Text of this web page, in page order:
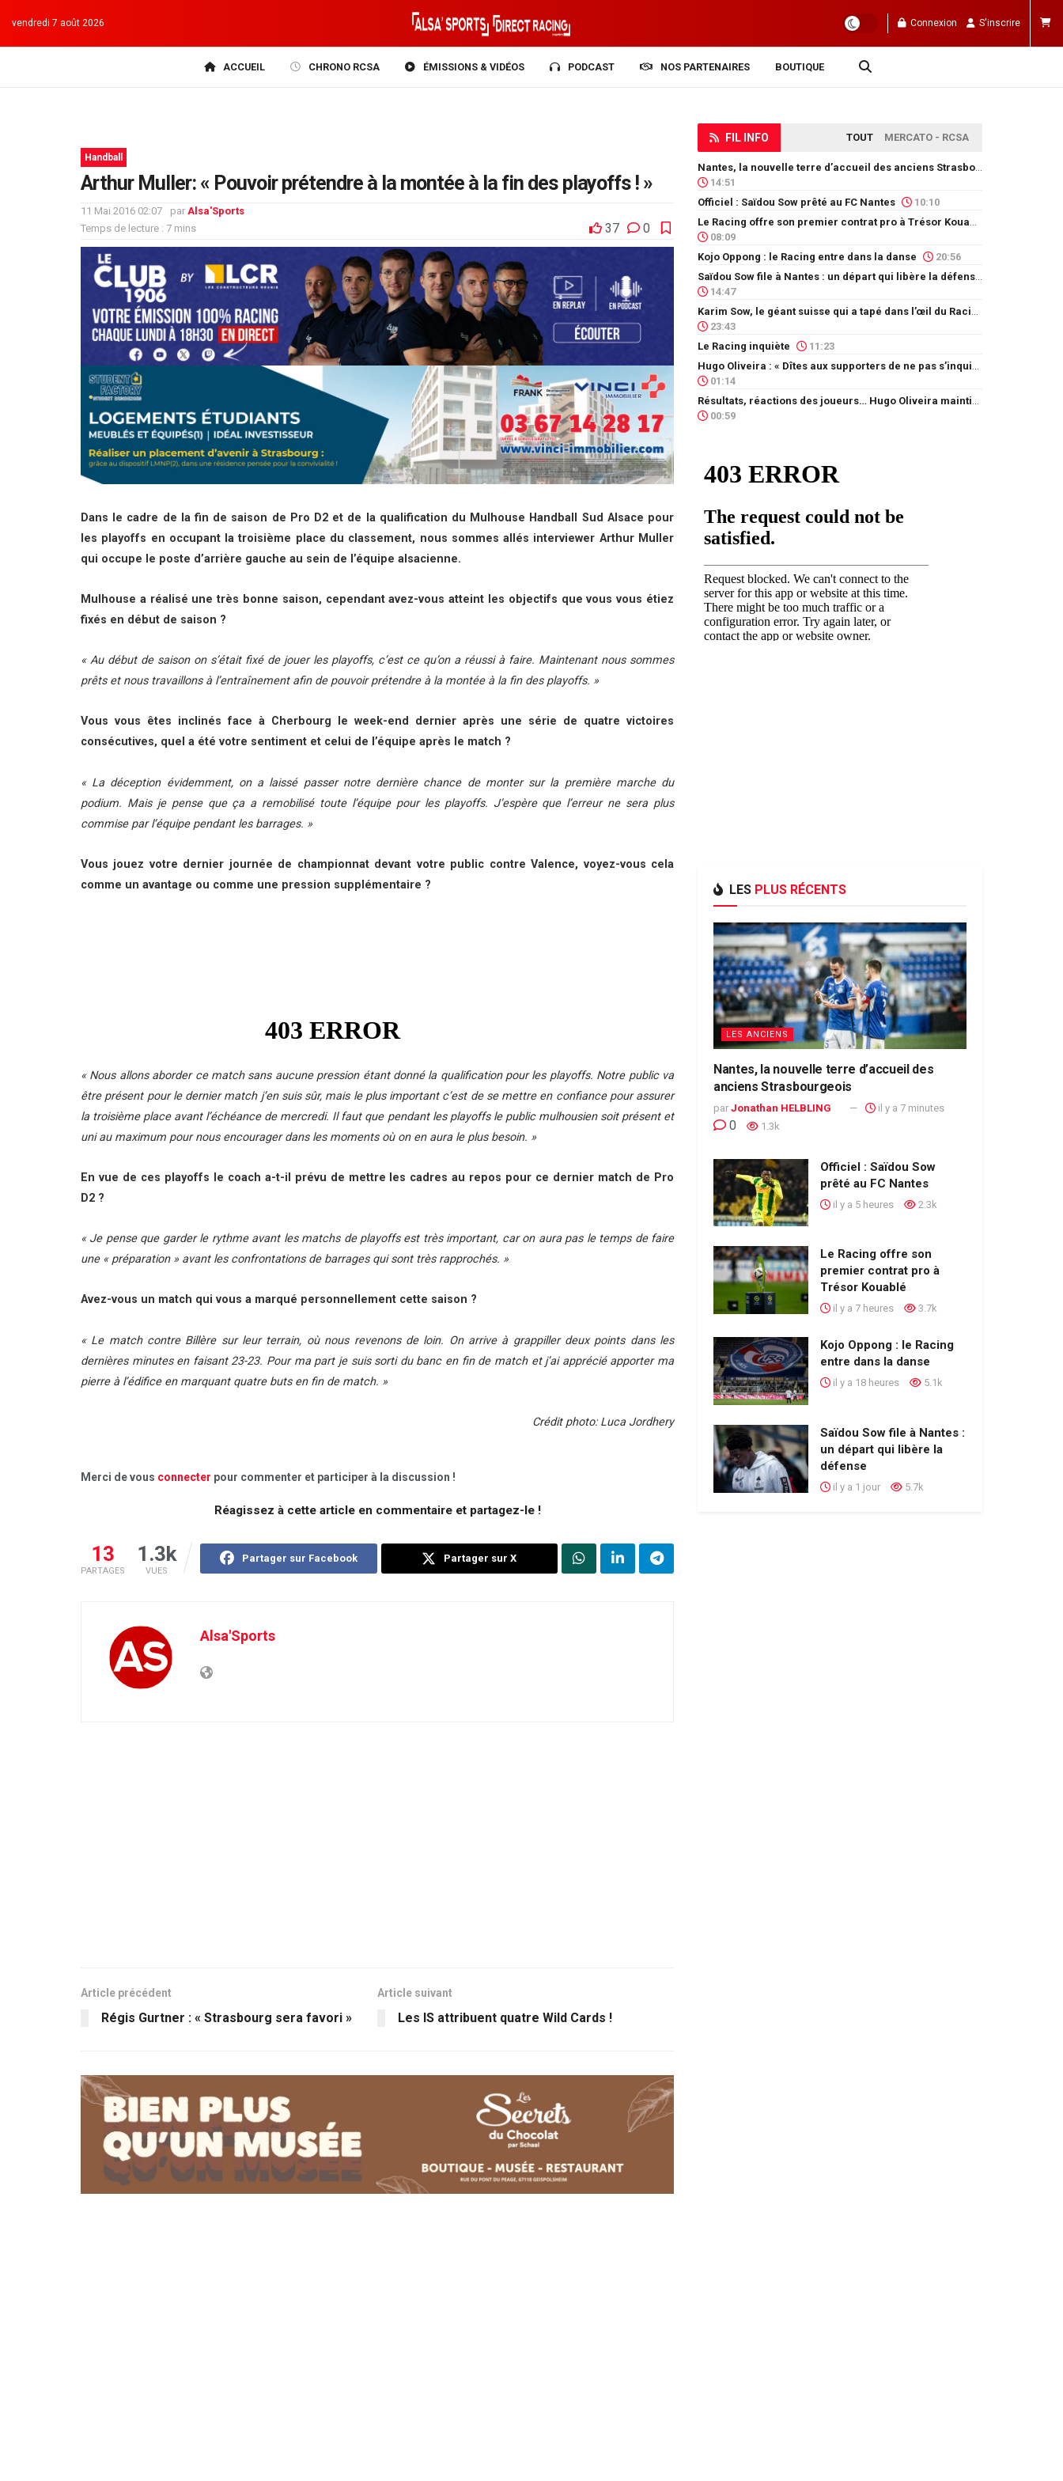
vendredi 7 août 2026 Connexion S'inscrire
ACCUEIL CHRONO RCSA ÉMISSIONS & VIDÉOS PODCAST NOS PARTENAIRES BOUTIQUE
Handball
Arthur Muller: « Pouvoir prétendre à la montée à la fin des playoffs ! »
11 Mai 2016 02:07 par Alsa'Sports
Temps de lecture : 7 mins
37 0
Dans le cadre de la fin de saison de Pro D2 et de la qualification du Mulhouse Handball Sud Alsace pour
les playoffs en occupant la troisième place du classement, nous sommes allés interviewer Arthur Muller
qui occupe le poste d’arrière gauche au sein de l’équipe alsacienne.
Mulhouse a réalisé une très bonne saison, cependant avez-vous atteint les objectifs que vous vous étiez
fixés en début de saison ?
« Au début de saison on s’était fixé de jouer les playoffs, c’est ce qu’on a réussi à faire. Maintenant nous sommes
prêts et nous travaillons à l’entraînement afin de pouvoir prétendre à la montée à la fin des playoffs. »
Vous vous êtes inclinés face à Cherbourg le week-end dernier après une série de quatre victoires
consécutives, quel a été votre sentiment et celui de l’équipe après le match ?
« La déception évidemment, on a laissé passer notre dernière chance de monter sur la première marche du
podium. Mais je pense que ça a remobilisé toute l’équipe pour les playoffs. J’espère que l’erreur ne sera plus
commise par l’équipe pendant les barrages. »
Vous jouez votre dernier journée de championnat devant votre public contre Valence, voyez-vous cela
comme un avantage ou comme une pression supplémentaire ?
« Nous allons aborder ce match sans aucune pression étant donné la qualification pour les playoffs. Notre public va
être présent pour le dernier match j’en suis sûr, mais le plus important c’est de se mettre en confiance pour assurer
la troisième place avant l’échéance de mercredi. Il faut que pendant les playoffs le public mulhousien soit présent et
uni au maximum pour nous encourager dans les moments où on en aura le plus besoin. »
En vue de ces playoffs le coach a-t-il prévu de mettre les cadres au repos pour ce dernier match de Pro
D2 ?
« Je pense que garder le rythme avant les matchs de playoffs est très important, car on aura pas le temps de faire
une « préparation » avant les confrontations de barrages qui sont très rapprochés. »
Avez-vous un match qui vous a marqué personnellement cette saison ?
« Le match contre Billère sur leur terrain, où nous revenons de loin. On arrive à grappiller deux points dans les
dernières minutes en faisant 23-23. Pour ma part je suis sorti du banc en fin de match et j’ai apprécié apporter ma
pierre à l’édifice en marquant quatre buts en fin de match. »
Crédit photo: Luca Jordhery
Merci de vous connecter pour commenter et participer à la discussion !
Réagissez à cette article en commentaire et partagez-le !
13
PARTAGES
1.3k
VUES
Partager sur Facebook Partager sur X
Alsa'Sports
Article précédent
Régis Gurtner : « Strasbourg sera favori »
Article suivant
Les IS attribuent quatre Wild Cards !
FIL INFO TOUT MERCATO - RCSA
14:51
Officiel : Saïdou Sow prêté au FC Nantes
10:10
08:09
Kojo Oppong : le Racing entre dans la danse
20:56
14:47
23:43
Le Racing inquiète
11:23
01:14
00:59
LES PLUS RÉCENTS
LES ANCIENS
Nantes, la nouvelle terre d’accueil des
anciens Strasbourgeois
par Jonathan HELBLING il y a 7 minutes
0 1.3k
Officiel : Saïdou Sow
prêté au FC Nantes
il y a 5 heures 2.3k
Le Racing offre son
premier contrat pro à
Trésor Kouablé
il y a 7 heures 3.7k
Kojo Oppong : le Racing
entre dans la danse
il y a 18 heures 5.1k
Saïdou Sow file à Nantes :
un départ qui libère la
défense
il y a 1 jour 5.7k